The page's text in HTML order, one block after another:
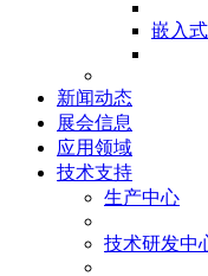
嵌入
新闻动态
展会信息
应用领域
技术支持
生产中心
技术研发中